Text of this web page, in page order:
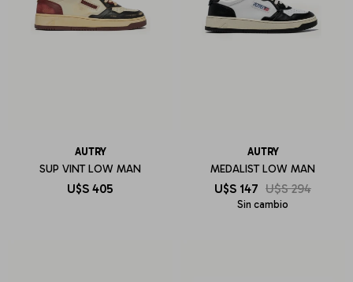
AUTRY
SUP VINT LOW MAN
U$S 405
AUTRY
MEDALIST LOW MAN
U$S 147 U$S 294
Sin cambio